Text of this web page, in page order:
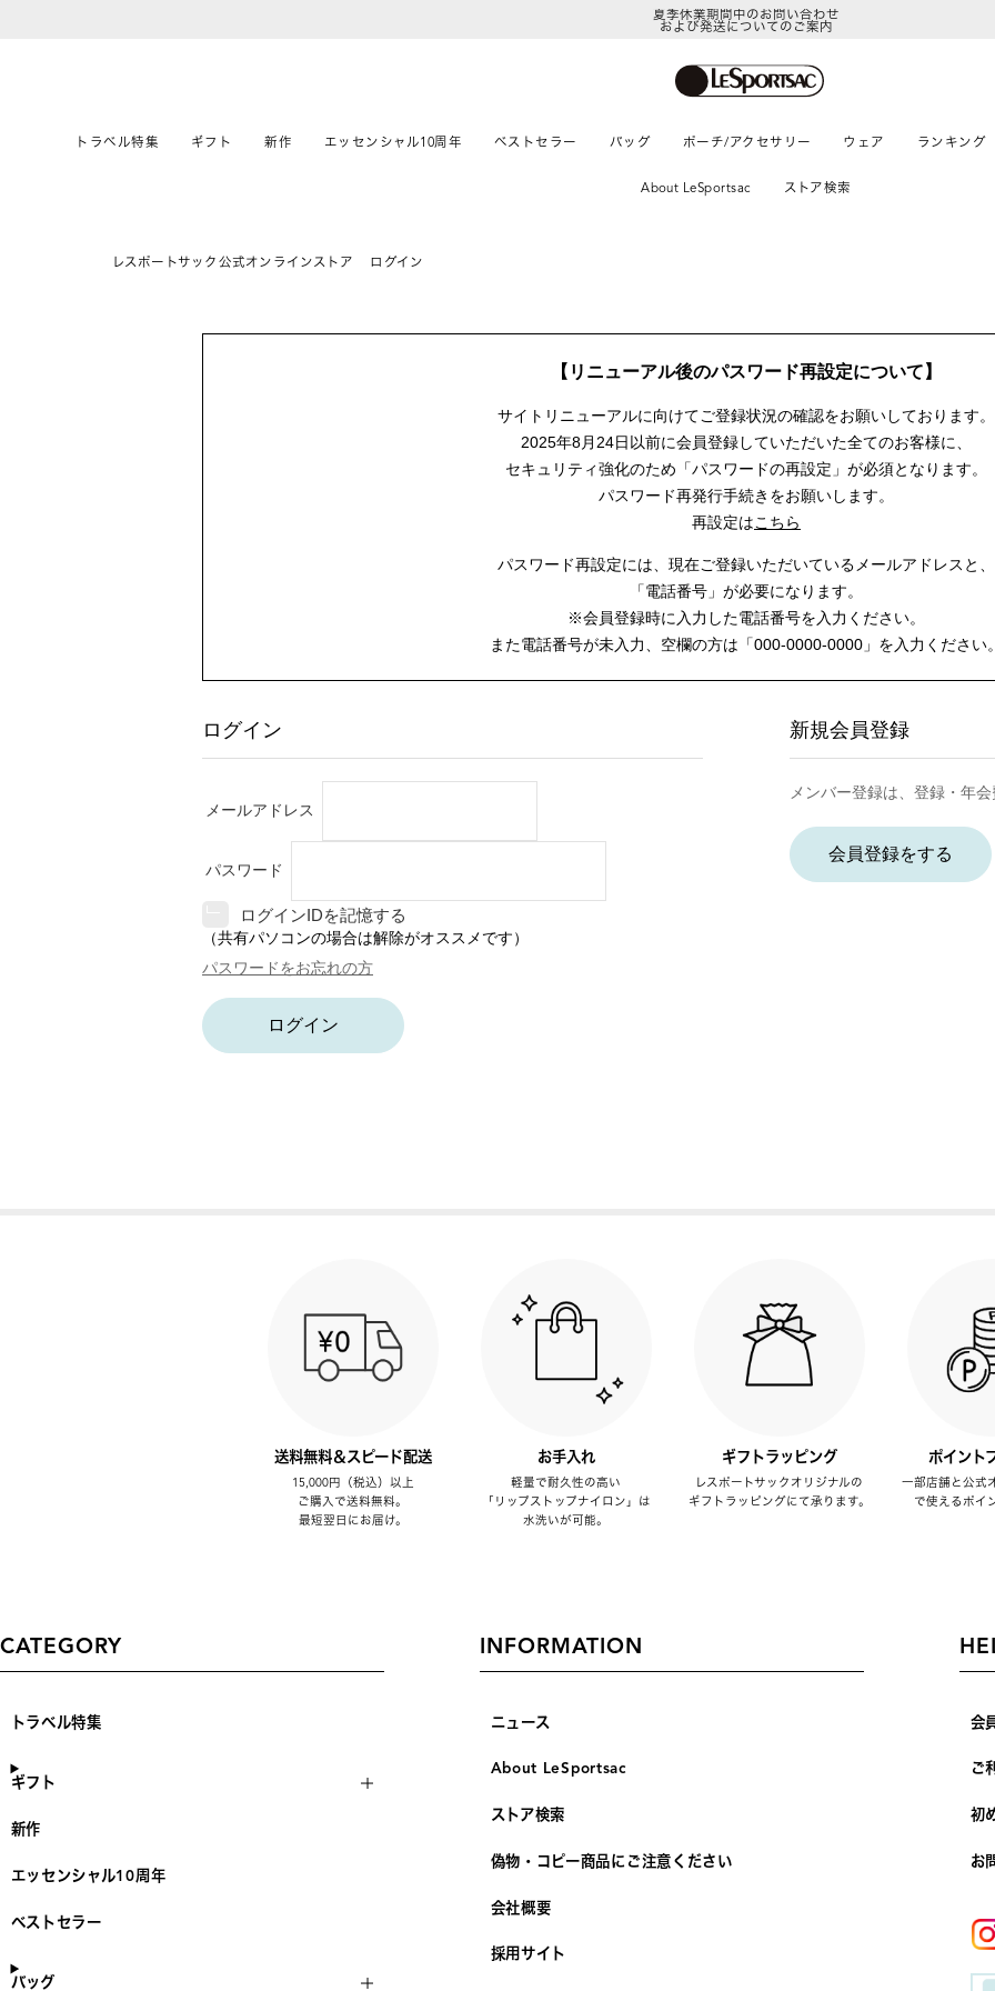
夏季休業期間中のお問い合わせ
および発送についてのご案内
トラベル特集 ギフト 新作 エッセンシャル10周年 ベストセラー バッグ ポーチ/アクセサリー ウェア ランキング
About LeSportsac ストア検索
レスポートサック公式オンラインストア ログイン
【リニューアル後のパスワード再設定について】
サイトリニューアルに向けてご登録状況の確認をお願いしております。
2025年8月24日以前に会員登録していただいた全てのお客様に、
セキュリティ強化のため「パスワードの再設定」が必須となります。
パスワード再発行手続きをお願いします。
再設定はこちら
パスワード再設定には、 現在ご登録いただいているメールアドレスと、
「電話番号」が必要になります。
※会員登録時に入力した電話番号を入力ください。
また電話番号が未入力、空欄の方は 「000-0000-0000」を入力ください。
ログイン
メールアドレス
パスワード
ログインIDを記憶する
（共有パソコンの場合は解除がオススメです）
パスワードをお忘れの方
ログイン
新規会員登録
メンバー登録は、登録・年会
会員登録をする
送料無料＆スピード配送
15,000円（税込）以上
ご購入で送料無料。
最短翌日にお届け。
お手入れ
軽量で耐久性の高い
「リップストップナイロン」は
水洗いが可能。
ギフトラッピング
レスポートサックオリジナルの
ギフトラッピングにて承ります。
ポイント
一部店舗と公式
で使えるポイ
CATEGORY
トラベル特集
ギフト
新作
エッセンシャル10周年
ベストセラー
バッグ
INFORMATION
ニュース
About LeSportsac
ストア検索
偽物・コピー商品にご注意ください
会社概要
採用サイト
会
ご
初
お